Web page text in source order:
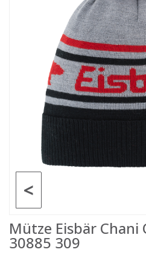
<
Mütze Eisbär Chani
30885 309